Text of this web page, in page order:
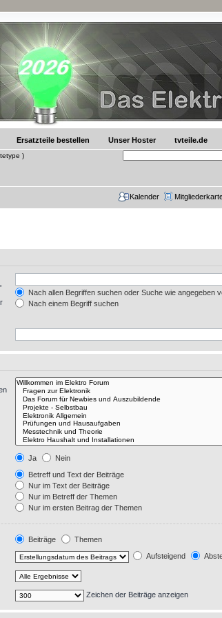
Ersatzteile bestellen Unser Hoster tvteile.de
)
Kalender
-
Nach allen Begriffen suchen oder Suche wie angegeben
Nach einem Begriff suchen
Ja
Nein
Betreff und Text der Beiträge
Nur im Text der Beiträge
Nur im Betreff der Themen
Nur im ersten Beitrag der Themen
Beiträge
Themen
Aufsteigend
Zeichen der Beiträge anzeigen